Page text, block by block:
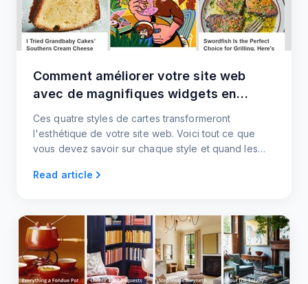
Comment améliorer votre site web
avec de magnifiques widgets en
forme de cartes
Ces quatre styles de cartes transformeront
l'esthétique de votre site web. Voici tout ce que
vous devez savoir sur chaque style et quand les
Read article